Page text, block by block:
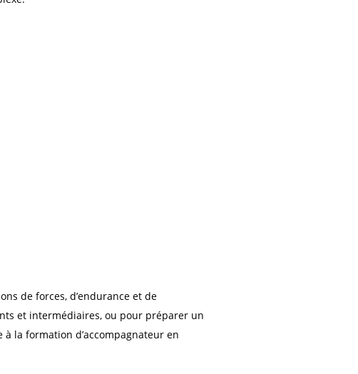
de forces, d’endurance et de
et intermédiaires, ou pour préparer un
la formation d’accompagnateur en